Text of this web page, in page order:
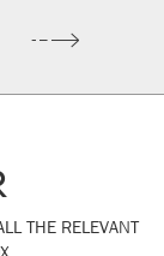
THE RELEVANT